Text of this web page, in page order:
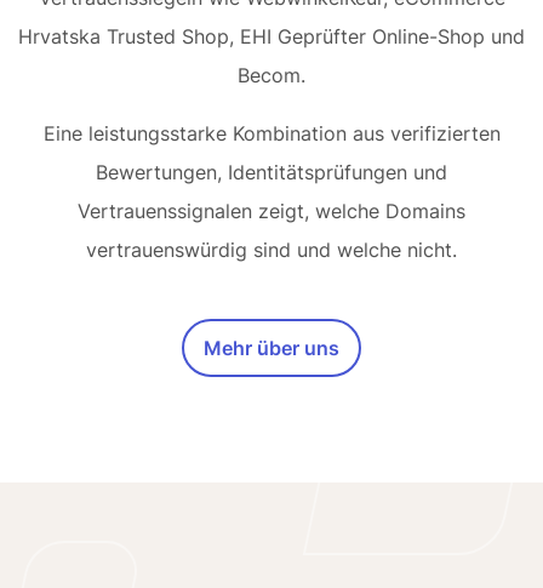
Hrvatska Trusted Shop, EHI Geprüfter Online-Shop und
Becom.
Eine leistungsstarke Kombination aus verifizierten
Bewertungen, Identitätsprüfungen und
Vertrauenssignalen zeigt, welche Domains
vertrauenswürdig sind und welche nicht.
Mehr über uns